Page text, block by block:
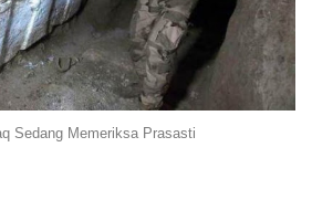
Sedang Memeriksa Prasasti